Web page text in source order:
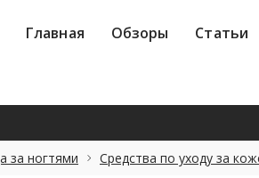
Главная Обзоры Статьи
за ногтями Средства по уходу за